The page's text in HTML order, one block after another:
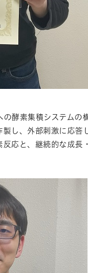
酵素集積システムの
し、外部刺激に応答
応と、継続的な成長